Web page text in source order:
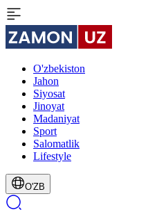
O'zbekiston
Jahon
Siyosat
Jinoyat
Madaniyat
Sport
Salomatlik
Lifestyle
O'ZB